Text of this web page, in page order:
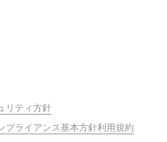
リティ方針
プライアンス基本方針利用規約